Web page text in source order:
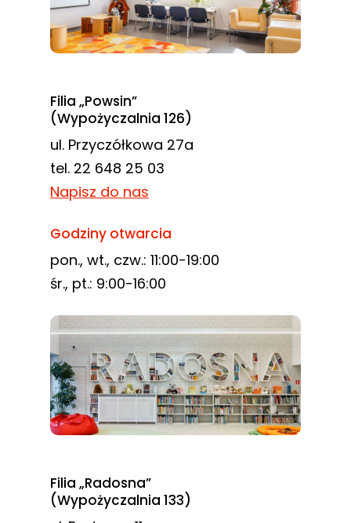
Filia „Powsin”
(Wypożyczalnia 126)
ul. Przyczółkowa 27a
tel. 22 648 25 03
Napisz do nas
Godziny otwarcia
pon., wt., czw.: 11:00-19:00
śr., pt.: 9:00-16:00
Filia „Radosna”
(Wypożyczalnia 133)